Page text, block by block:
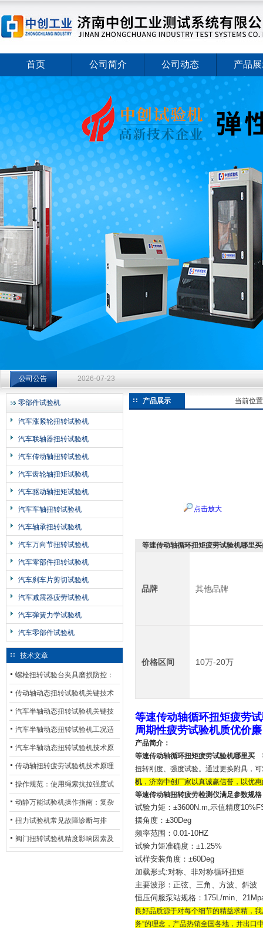
济南中创工业测试系统有限公司
首页 公司简介 公司动态 产品
公司公告 2026-07-23
钻杆扭转试验台选型指南：从额定扭矩到加载频率的工况适配
2026-07-23
钻杆扭转试验台选型指南：从额定扭矩到加载频率的工况适配
2026-07-23
零部件试验机
汽车涨紧轮扭转试验机
汽车联轴器扭转试验机
汽车传动轴扭转试验机
汽车齿轮轴扭矩试验机
汽车驱动轴扭矩试验机
汽车车轴扭转试验机
汽车轴承扭转试验机
汽车万向节扭转试验机
汽车零部件扭转试验机
汽车刹车片剪切试验机
汽车减震器疲劳试验机
汽车弹簧力学试验机
汽车零部件试验机
技术文章
螺栓扭转试验台夹具磨损防控：
材质选型与表面处理的耐用性优
化
传动轴动态扭转试验机关键技术
及产业落地应用
汽车半轴动态扭转试验机关键技
术及产业落地应用
汽车半轴动态扭转试验机工况适
配与质控应用探析
汽车半轴动态扭转试验机技术原
理与行业应用
传动轴扭转疲劳试验机技术原理
与行业应用
操作规范：使用绳索抗拉强度试
验机的完整测试步骤
动静万能试验机操作指南：复杂
动态测试的标准化流程
扭力试验机常见故障诊断与排
除：从传感器信号异常到机械传
阀门扭转试验机精度影响因素及
产品展示 当前位
点击放大
等速传动轴循环扭矩疲劳试验机哪里买
品牌 其他品牌
价格区间 10万-20万
等速传动轴循环扭矩疲劳
周期性疲劳试验机质优价廉
产品简介：
等速传动轴循环扭矩疲劳试验机哪里买
扭转刚度、强度试验。通过更换附具，
机 ，济南中创厂家以真诚赢信誉，以优
等速传动轴扭转疲劳检测仪满足参数规
试验力矩：±3600N.m,示值精度
摆角度：±30Deg
频率范围：0.01-10HZ
试验力矩准确度：±1.25%
试样安装角度：±60Deg
加载形式:对称、非对称循环扭矩
主要波形：正弦、三角、方波、斜波
恒压伺服泵站规格：175L/min、
良好品质源于对每个细节的精益求精，
务”的理念，产品热销全国各地，并出口